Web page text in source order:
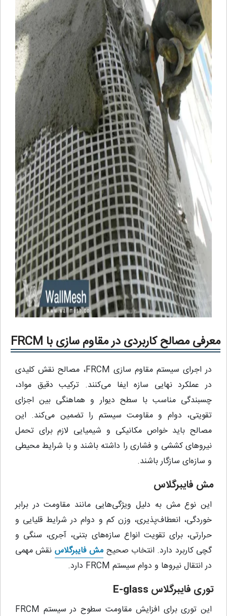
معرفی مصالح کاربردی در مقاوم سازی با FRCM
در اجرای سیستم مقاوم‌ سازی FRCM، مصالح نقش کلیدی
در عملکرد نهایی سازه ایفا می‌کنند. ترکیب دقیق مواد،
چسبندگی مناسب با سطح دیوار و هماهنگی بین اجزای
تقویتی، دوام و مقاومت سیستم را تضمین می‌کند. این
مصالح باید خواص مکانیکی و شیمیایی لازم برای تحمل
نیروهای کششی و فشاری را داشته باشند و با شرایط محیطی
و سازه‌ای سازگار باشند.
مش فایبرگلاس
این نوع مش به دلیل ویژگی‌هایی مانند مقاومت در برابر
خوردگی، انعطاف‌پذیری، وزن کم و دوام در شرایط قلیایی و
حرارتی، برای تقویت انواع سازه‌های بتنی، آجری، سنگی و
گچی کاربرد دارد. انتخاب صحیح مش فایبرگلاس نقش مهمی
در انتقال نیروها و دوام سیستم FRCM دارد.
توری فایبرگلاس E-glass
این توری برای افزایش مقاومت سطوح در سیستم FRCM